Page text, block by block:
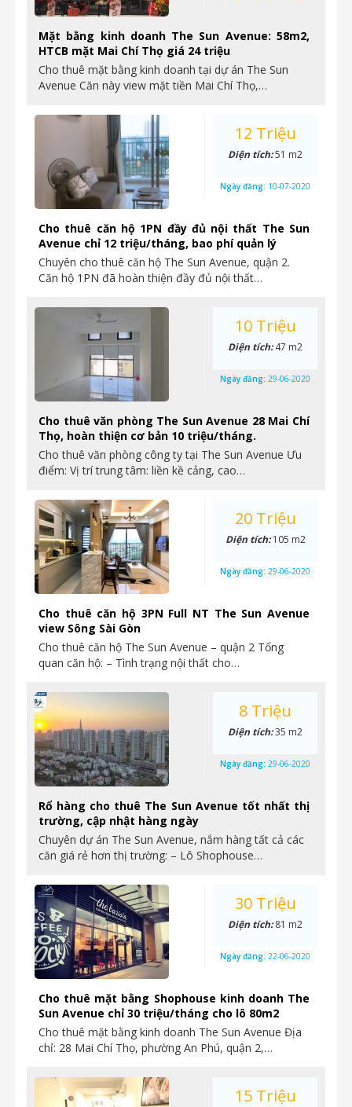
Mặt bằng kinh doanh The Sun Avenue: 58m2,
HTCB mặt Mai Chí Thọ giá 24 triệu
Cho thuê mặt bằng kinh doanh tại dự án The Sun
Avenue Căn này view mặt tiền Mai Chí Thọ,…
Cho thuê căn hộ 1PN đầy đủ nội thất The Sun
Avenue chỉ 12 triệu/tháng, bao phí quản lý
Chuyên cho thuê căn hộ The Sun Avenue, quận 2.
Căn hộ 1PN đã hoàn thiện đầy đủ nội thất…
12 Triệu
Diện tích:51 m2
Ngày đăng: 10-07-2020
Cho thuê văn phòng The Sun Avenue 28 Mai Chí
Thọ, hoàn thiện cơ bản 10 triệu/tháng.
Cho thuê văn phòng công ty tại The Sun Avenue Ưu
điểm: Vị trí trung tâm: liền kề cảng, cao…
10 Triệu
Diện tích:47 m2
Ngày đăng: 29-06-2020
Cho thuê căn hộ 3PN Full NT The Sun Avenue
view Sông Sài Gòn
Cho thuê căn hộ The Sun Avenue – quận 2 Tổng
quan căn hộ: – Tình trạng nội thất cho…
20 Triệu
Diện tích:105 m2
Ngày đăng: 29-06-2020
Rổ hàng cho thuê The Sun Avenue tốt nhất thị
trường, cập nhật hàng ngày
Chuyên dự án The Sun Avenue, nắm hàng tất cả các
căn giá rẻ hơn thị trường: – Lô Shophouse…
8 Triệu
Diện tích:35 m2
Ngày đăng: 29-06-2020
Cho thuê mặt bằng Shophouse kinh doanh The
Sun Avenue chỉ 30 triệu/tháng cho lô 80m2
Cho thuê mặt bằng kinh doanh The Sun Avenue Địa
chỉ: 28 Mai Chí Thọ, phường An Phú, quận 2,…
30 Triệu
Diện tích:81 m2
Ngày đăng: 22-06-2020
15 Triệu